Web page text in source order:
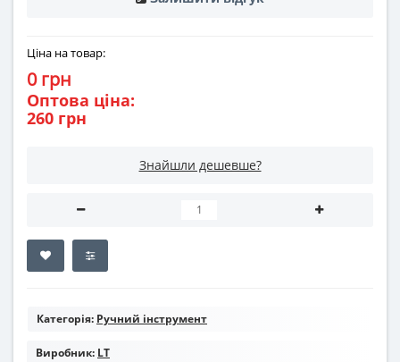
Ціна на товар:
0 грн
Оптова ціна:
260 грн
Знайшли дешевше?
Категорія: Ручний інструмент
Виробник: LT